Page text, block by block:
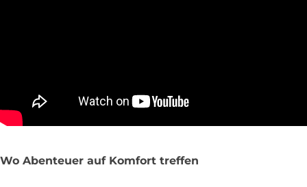
Wo Abenteuer auf Komfort treffen